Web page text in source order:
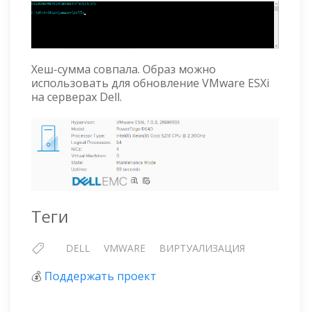
Хеш-сумма совпала. Образ можно
использовать для обновление VMware ESXi
на серверах Dell.
Теги
DELL VMWARE ВИРТУАЛИЗАЦИЯ
💰 Поддержать проект